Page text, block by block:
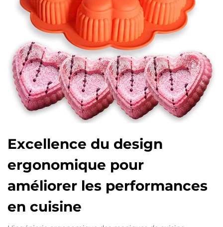
Excellence du design
ergonomique pour
améliorer les performances
en cuisine